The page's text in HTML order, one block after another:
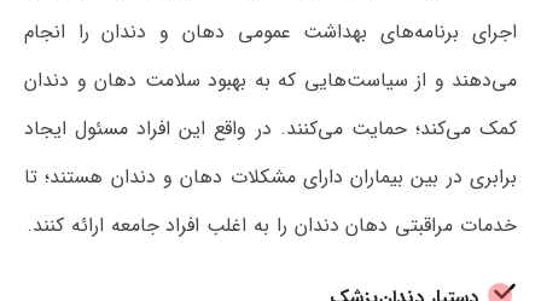
اجرای برنامه‌های بهداشت عمومی دهان و دندان را انجام
می‌دهند و از سیاست‌هایی که به بهبود سلامت دهان و دندان
کمک می‌کند؛ حمایت می‌کنند. در واقع این افراد مسئول ایجاد
برابری در بین بیماران دارای مشکلات دهان و دندان هستند؛ تا
خدمات مراقبتی دهان دندان را به اغلب افراد جامعه ارائه کنند.